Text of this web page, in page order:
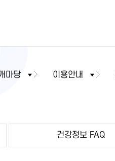
마당 이용안내
건강정보 FAQ